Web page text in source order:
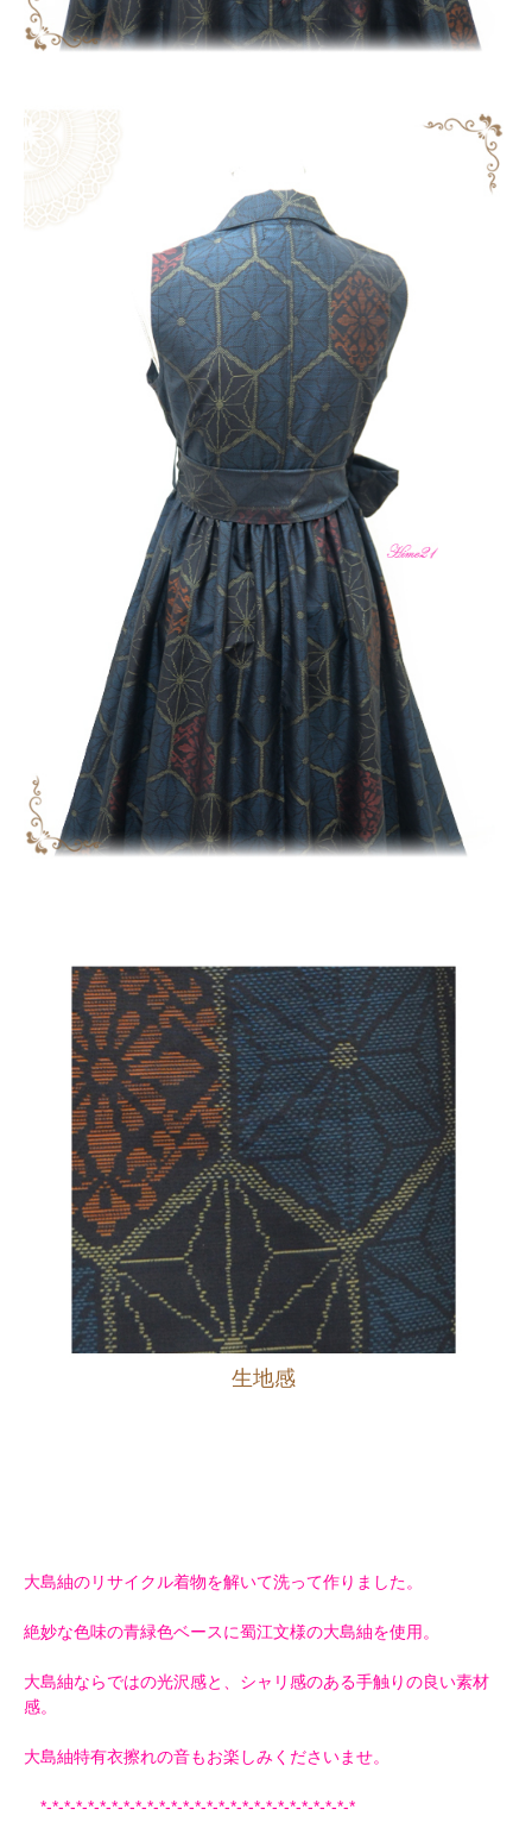
生地感
大島紬のリサイクル着物を解いて洗って作りました。
絶妙な色味の青緑色ベースに蜀江文様の大島紬を使用。
大島紬ならではの光沢感と、シャリ感のある手触りの良い素材
感。
大島紬特有衣擦れの音もお楽しみくださいませ。
*-*-*-*-*-*-*-*-*-*-*-*-*-*-*-*-*-*-*-*-*-*-*-*-*-*-*